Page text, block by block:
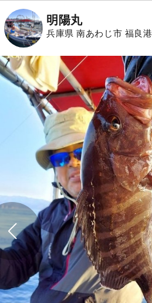
明陽丸
兵庫県 南あわじ市 福良港